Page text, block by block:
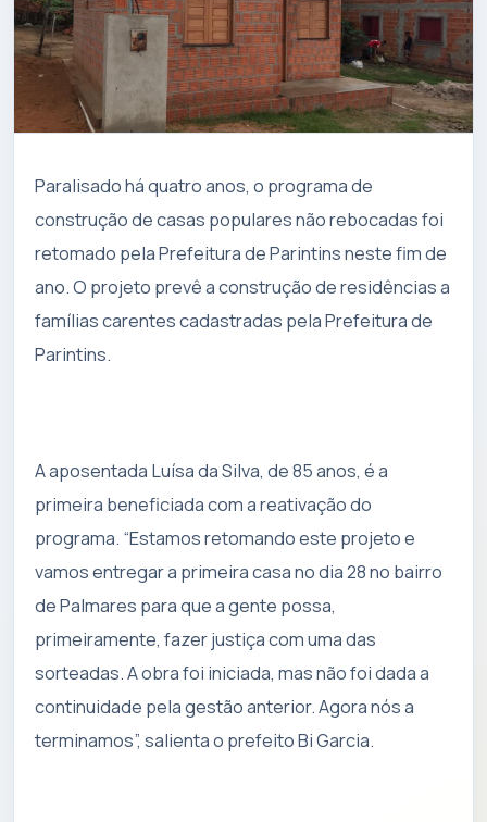
Paralisado há quatro anos, o programa de
construção de casas populares não rebocadas foi
retomado pela Prefeitura de Parintins neste fim de
ano. O projeto prevê a construção de residências a
famílias carentes cadastradas pela Prefeitura de
Parintins.
A aposentada Luísa da Silva, de 85 anos, é a
primeira beneficiada com a reativação do
programa. “Estamos retomando este projeto e
vamos entregar a primeira casa no dia 28 no bairro
de Palmares para que a gente possa,
primeiramente, fazer justiça com uma das
sorteadas. A obra foi iniciada, mas não foi dada a
continuidade pela gestão anterior. Agora nós a
terminamos”, salienta o prefeito Bi Garcia.